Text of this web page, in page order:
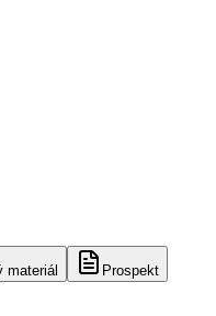
materiál Prospekt